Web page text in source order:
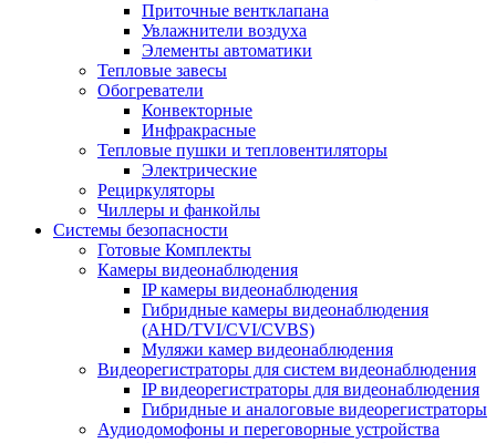
Приточные вентклапана
Увлажнители воздуха
Элементы автоматики
Тепловые завесы
Обогреватели
Конвекторные
Инфракрасные
Тепловые пушки и тепловентиляторы
Электрические
Рециркуляторы
Чиллеры и фанкойлы
Системы безопасности
Готовые Комплекты
Камеры видеонаблюдения
IP камеры видеонаблюдения
Гибридные камеры видеонаблюдения
(AHD/TVI/CVI/CVBS)
Муляжи камер видеонаблюдения
Видеорегистраторы для систем видеонаблюдения
IP видеорегистраторы для видеонаблюдения
Гибридные и аналоговые видеорегистраторы
Аудиодомофоны и переговорные устройства